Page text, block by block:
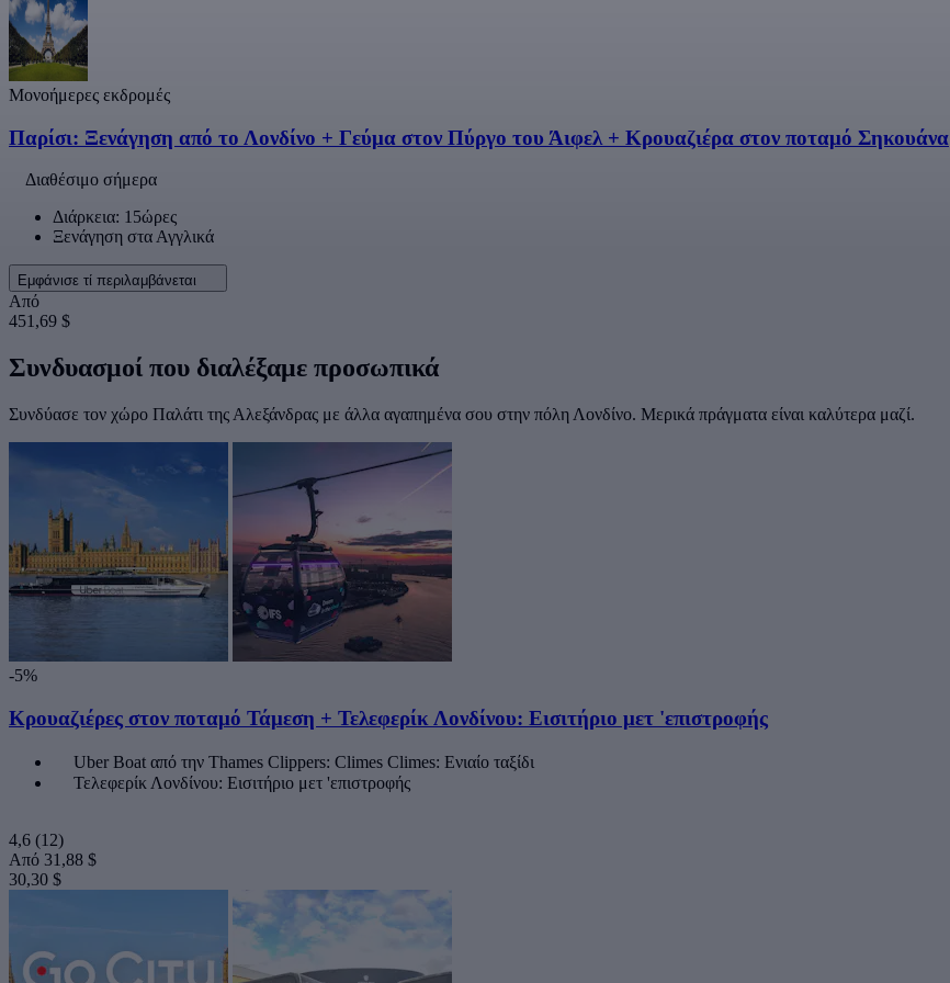
Μονοήμερες εκδρομές
Παρίσι: Ξενάγηση από το Λονδίνο + Γεύμα στον Πύργο του Άιφελ + Κρουαζιέρα στον ποταμό Σηκουάνα
Διαθέσιμο σήμερα
Διάρκεια: 15ώρες
Ξενάγηση στα Αγγλικά
Εμφάνισε τί περιλαμβάνεται
Από
451,69 $
Συνδυασμοί που διαλέξαμε προσωπικά
Συνδύασε τον χώρο Παλάτι της Αλεξάνδρας με άλλα αγαπημένα σου στην πόλη Λονδίνο. Μερικά πράγματα είναι καλύτερα μαζί.
-5%
Κρουαζιέρες στον ποταμό Τάμεση + Τελεφερίκ Λονδίνου: Εισιτήριο μετ 'επιστροφής
Uber Boat από την Thames Clippers: Climes Climes: Ενιαίο ταξίδι
Τελεφερίκ Λονδίνου: Εισιτήριο μετ 'επιστροφής
4,6 (12)
Από 31,88 $
30,30 $